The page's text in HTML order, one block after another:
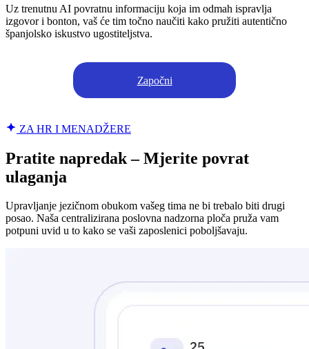
Uz trenutnu AI povratnu informaciju koja im odmah ispravlja
izgovor i bonton, vaš će tim točno naučiti kako pružiti autentično
španjolsko iskustvo ugostiteljstva.
Započni
ZA HR I MENADŽERE
Pratite napredak – Mjerite povrat
ulaganja
Upravljanje jezičnom obukom vašeg tima ne bi trebalo biti drugi
posao. Naša centralizirana poslovna nadzorna ploča pruža vam
potpuni uvid u to kako se vaši zaposlenici poboljšavaju.